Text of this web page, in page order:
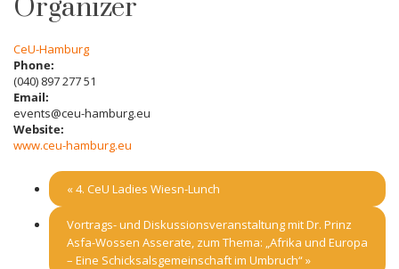
Organizer
CeU-Hamburg
Phone:
(040) 897 277 51
Email:
events@ceu-hamburg.eu
Website:
www.ceu-hamburg.eu
«4. CeU Ladies Wiesn-Lunch
Vortrags- und Diskussionsveranstaltung mit Dr. Prinz
Asfa-Wossen Asserate, zum Thema: „Afrika und Europa
– Eine Schicksalsgemeinschaft im Umbruch“»